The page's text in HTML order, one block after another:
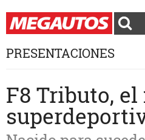
PRESENTACIONES
F8 Tributo, el